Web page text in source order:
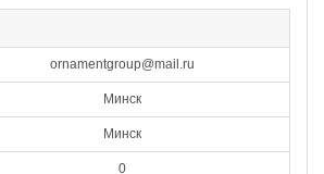
ornamentgroup@mail.ru
Минск
Минск
0